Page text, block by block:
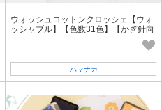
ウォッシュコットンクロッシェ【ウォ
ッシャブル】【色数31色】【かぎ針向
ハマナカ